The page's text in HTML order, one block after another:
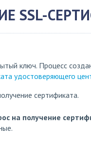
SSL-
ключ. Процесс
удостоверяющего
сертификата.
на получение